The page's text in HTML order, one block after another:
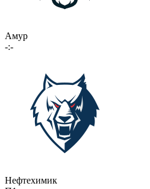
Амур
-:-
Нефтехимик